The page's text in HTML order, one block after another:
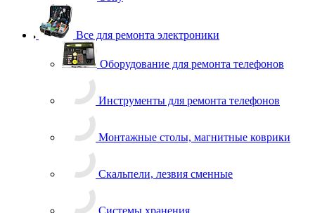
Скальпели, лезвия сменные
Системы хранения
Скотчи, изолента